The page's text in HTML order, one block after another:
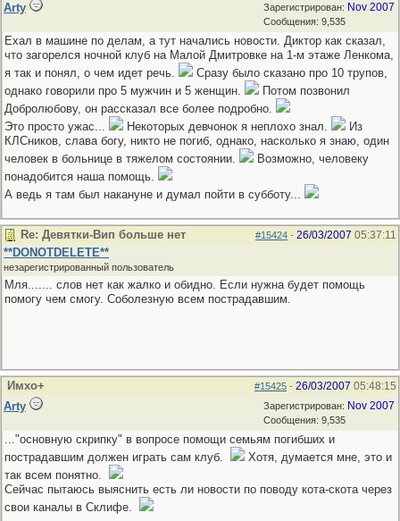
Зарегистрирован: Nov 2007
Сообщения: 9,535
Arty
Ехал в машине по делам, а тут начались новости. Диктор как сказал,
что загорелся ночной клуб на Малой Дмитровке на 1-м этаже Ленкома,
я так и понял, о чем идет речь.
Сразу было сказано про 10 трупов,
однако говорили про 5 мужчин и 5 женщин.
Потом позвонил
Добролюбову, он рассказал все более подробно.
Это просто ужас...
Некоторых девчонок я неплохо знал.
Из
КЛСников, слава богу, никто не погиб, однако, насколько я знаю, один
человек в больнице в тяжелом состоянии.
Возможно, человеку
понадобится наша помощь.
А ведь я там был накануне и думал пойти в субботу...
#15424 - 26/03/2007 05:37:11
Re: Девятки-Вип больше нет
**DONOTDELETE**
незарегистрированный пользователь
Мля....... слов нет как жалко и обидно. Если нужна будет помощь
помогу чем смогу. Соболезную всем пострадавшим.
#15425 - 26/03/2007 05:48:15
Имхо+
Зарегистрирован: Nov 2007
Сообщения: 9,535
Arty
..."основную скрипку" в вопросе помощи семьям погибших и
пострадавшим должен играть сам клуб.
Хотя, думается мне, это и
так всем понятно.
Сейчас пытаюсь выяснить есть ли новости по поводу кота-скота через
свои каналы в Склифе.